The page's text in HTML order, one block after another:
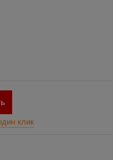
клик